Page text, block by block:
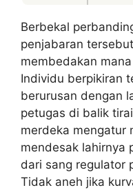
Berbekal
penjabaran
membedakan
Individu berpikiran
berurusan dengan
petugas di balik
merdeka mengatur
mendesak lahirnya
dari sang regulator
Tidak aneh jika